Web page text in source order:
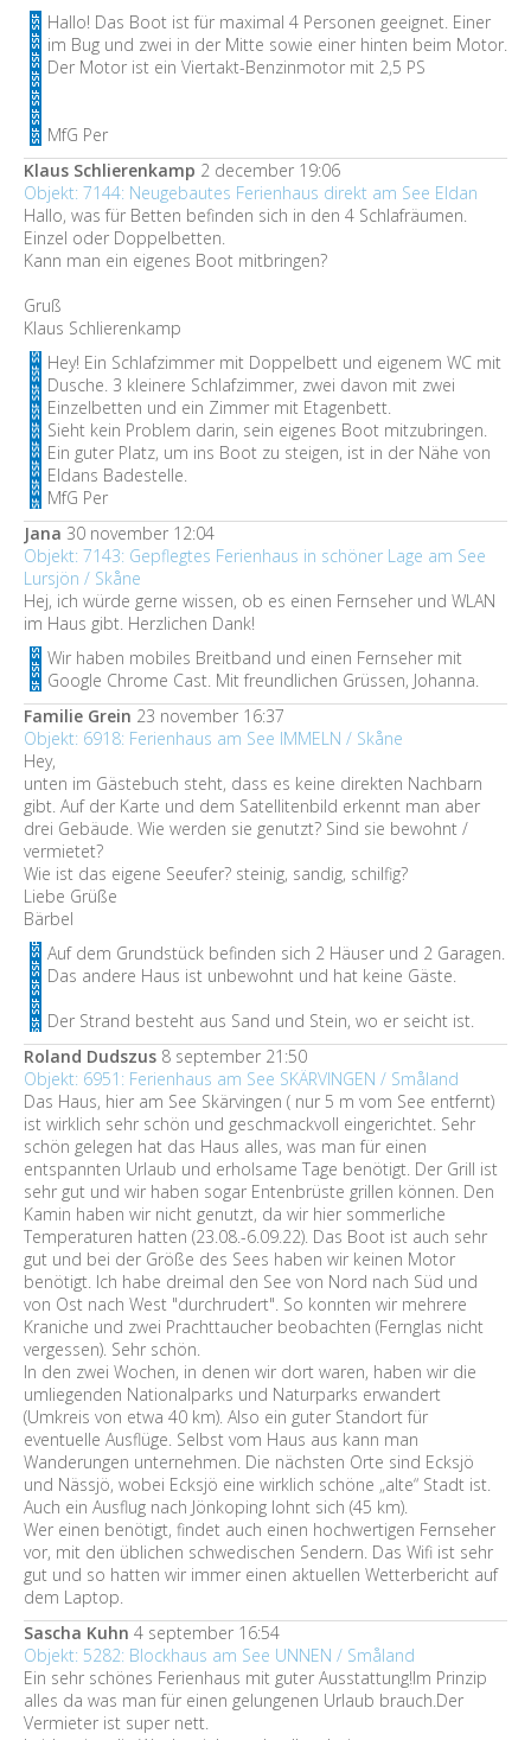
Hallo! Das Boot ist für maximal 4 Personen geeignet. Einer
im Bug und zwei in der Mitte sowie einer hinten beim Motor.
Der Motor ist ein Viertakt-Benzinmotor mit 2,5 PS
MfG Per
Klaus Schlierenkamp 2 december 19:06
Objekt: 7144: Neugebautes Ferienhaus direkt am See Eldan
Hallo, was für Betten befinden sich in den 4 Schlafräumen.
Einzel oder Doppelbetten.
Kann man ein eigenes Boot mitbringen?
Gruß
Klaus Schlierenkamp
Hey! Ein Schlafzimmer mit Doppelbett und eigenem WC mit
Dusche. 3 kleinere Schlafzimmer, zwei davon mit zwei
Einzelbetten und ein Zimmer mit Etagenbett.
Sieht kein Problem darin, sein eigenes Boot mitzubringen.
Ein guter Platz, um ins Boot zu steigen, ist in der Nähe von
Eldans Badestelle.
MfG Per
Jana 30 november 12:04
Objekt: 7143: Gepflegtes Ferienhaus in schöner Lage am See
Lursjön / Skåne
Hej, ich würde gerne wissen, ob es einen Fernseher und WLAN
im Haus gibt. Herzlichen Dank!
Wir haben mobiles Breitband und einen Fernseher mit
Google Chrome Cast. Mit freundlichen Grüssen, Johanna.
Familie Grein 23 november 16:37
Objekt: 6918: Ferienhaus am See IMMELN / Skåne
Hey,
unten im Gästebuch steht, dass es keine direkten Nachbarn
gibt. Auf der Karte und dem Satellitenbild erkennt man aber
drei Gebäude. Wie werden sie genutzt? Sind sie bewohnt /
vermietet?
Wie ist das eigene Seeufer? steinig, sandig, schilfig?
Liebe Grüße
Bärbel
Auf dem Grundstück befinden sich 2 Häuser und 2 Garagen.
Das andere Haus ist unbewohnt und hat keine Gäste.
Der Strand besteht aus Sand und Stein, wo er seicht ist.
Roland Dudszus 8 september 21:50
Objekt: 6951: Ferienhaus am See SKÄRVINGEN / Småland
Das Haus, hier am See Skärvingen ( nur 5 m vom See entfernt)
ist wirklich sehr schön und geschmackvoll eingerichtet. Sehr
schön gelegen hat das Haus alles, was man für einen
entspannten Urlaub und erholsame Tage benötigt. Der Grill ist
sehr gut und wir haben sogar Entenbrüste grillen können. Den
Kamin haben wir nicht genutzt, da wir hier sommerliche
Temperaturen hatten (23.08.-6.09.22). Das Boot ist auch sehr
gut und bei der Größe des Sees haben wir keinen Motor
benötigt. Ich habe dreimal den See von Nord nach Süd und
von Ost nach West "durchrudert". So konnten wir mehrere
Kraniche und zwei Prachttaucher beobachten (Fernglas nicht
vergessen). Sehr schön.
In den zwei Wochen, in denen wir dort waren, haben wir die
umliegenden Nationalparks und Naturparks erwandert
(Umkreis von etwa 40 km). Also ein guter Standort für
eventuelle Ausflüge. Selbst vom Haus aus kann man
Wanderungen unternehmen. Die nächsten Orte sind Ecksjö
und Nässjö, wobei Ecksjö eine wirklich schöne „alte“ Stadt ist.
Auch ein Ausflug nach Jönkoping lohnt sich (45 km).
Wer einen benötigt, findet auch einen hochwertigen Fernseher
vor, mit den üblichen schwedischen Sendern. Das Wifi ist sehr
gut und so hatten wir immer einen aktuellen Wetterbericht auf
dem Laptop.
Sascha Kuhn 4 september 16:54
Objekt: 5282: Blockhaus am See UNNEN / Småland
Ein sehr schönes Ferienhaus mit guter Ausstattung!Im Prinzip
alles da was man für einen gelungenen Urlaub brauch.Der
Vermieter ist super nett.